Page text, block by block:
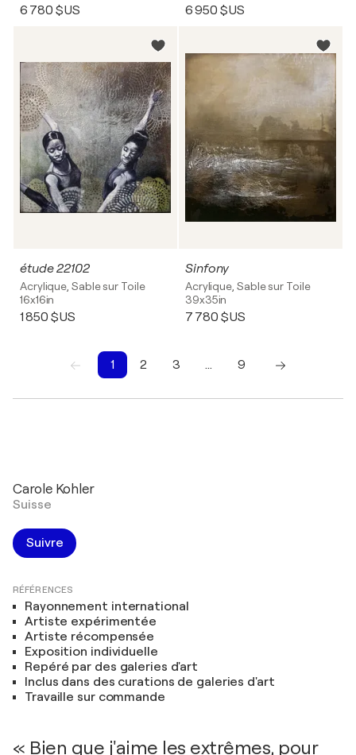
6 780 $US 6 950 $US
étude 22102
Acrylique, Sable sur Toile
16x16in
1 850 $US
Sinfony
Acrylique, Sable sur Toile
39x35in
7 780 $US
1 2 3 …
9
Carole Kohler
Suisse
Suivre
RÉFÉRENCES
Rayonnement international
Artiste expérimentée
Artiste récompensée
Exposition individuelle
Repéré par des galeries d'art
Inclus dans des curations de galeries d'art
Travaille sur commande
« Bien que j'aime les extrêmes, pour